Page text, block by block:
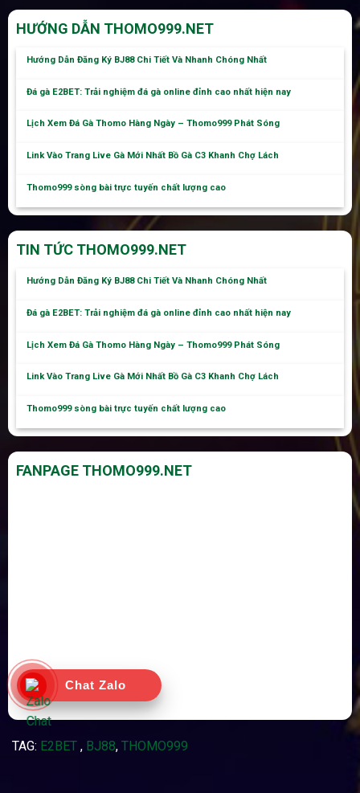
HƯỚNG DẪN THOMO999.NET
Hướng Dẫn Đăng Ký BJ88 Chi Tiết Và Nhanh Chóng Nhất
Đá gà E2BET: Trải nghiệm đá gà online đỉnh cao nhất hiện nay
Lịch Xem Đá Gà Thomo Hàng Ngày – Thomo999 Phát Sóng
Link Vào Trang Live Gà Mới Nhất Bồ Gà C3 Khanh Chợ Lách
Thomo999 sòng bài trực tuyến chất lượng cao
TIN TỨC THOMO999.NET
Hướng Dẫn Đăng Ký BJ88 Chi Tiết Và Nhanh Chóng Nhất
Đá gà E2BET: Trải nghiệm đá gà online đỉnh cao nhất hiện nay
Lịch Xem Đá Gà Thomo Hàng Ngày – Thomo999 Phát Sóng
Link Vào Trang Live Gà Mới Nhất Bồ Gà C3 Khanh Chợ Lách
Thomo999 sòng bài trực tuyến chất lượng cao
FANPAGE THOMO999.NET
TAG: E2BET , BJ88, THOMO999
Chat Zalo